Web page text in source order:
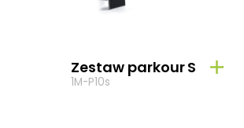
Zestaw parkour S
1M-P10s